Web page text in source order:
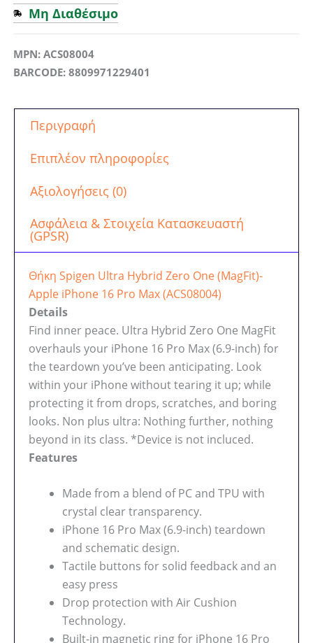
Μη Διαθέσιμο
MPN: ACS08004
BARCODE: 8809971229401
Περιγραφή
Επιπλέον πληροφορίες
Αξιολογήσεις (0)
Ασφάλεια & Στοιχεία Κατασκευαστή
(GPSR)
Θήκη Spigen Ultra Hybrid Zero One (MagFit)-
Apple iPhone 16 Pro Max (ACS08004)
Details
Find inner peace. Ultra Hybrid Zero One MagFit
overhauls your iPhone 16 Pro Max (6.9-inch) for
the teardown you’ve been anticipating. Look
within your iPhone without tearing it up; while
protecting it from drops, scratches, and boring
looks. Non plus ultra: Nothing further, nothing
beyond in its class. *Device is not incluced.
Features
Made from a blend of PC and TPU with
crystal clear transparency.
iPhone 16 Pro Max (6.9-inch) teardown
and schematic design.
Tactile buttons for solid feedback and an
easy press
Drop protection with Air Cushion
Technology.
Built-in magnetic ring for iPhone 16 Pro